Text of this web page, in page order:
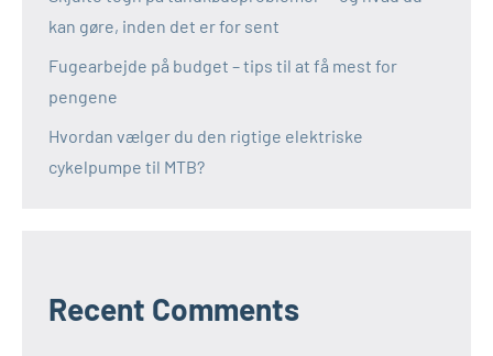
kan gøre, inden det er for sent
Fugearbejde på budget – tips til at få mest for
pengene
Hvordan vælger du den rigtige elektriske
cykelpumpe til MTB?
Recent Comments